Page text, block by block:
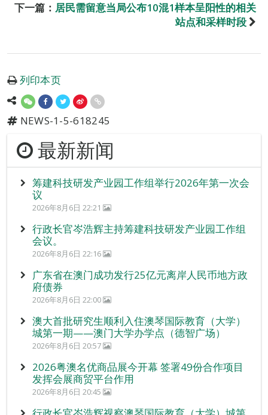
下一篇： 居民需留意当局公布10混1样本呈阳性的相关
站点和采样时段
列印本页
NEWS-1-5-618245
最新新闻
筹建科技研发产业园工作组举行2026年第一次会
议
2026年8月6日 22:21
行政长官岑浩辉主持筹建科技研发产业园工作组
会议。
2026年8月6日 22:16
广东省在澳门成功发行25亿元离岸人民币地方政
府债券
2026年8月6日 22:00
澳大首批研究生顺利入住澳琴国际教育（大学）
城第一期——澳门大学办学点（德智广场）
2026年8月6日 20:57
2026粤澳名优商品展今开幕 签署49份合作项目
发挥会展商贸平台作用
2026年8月6日 20:45